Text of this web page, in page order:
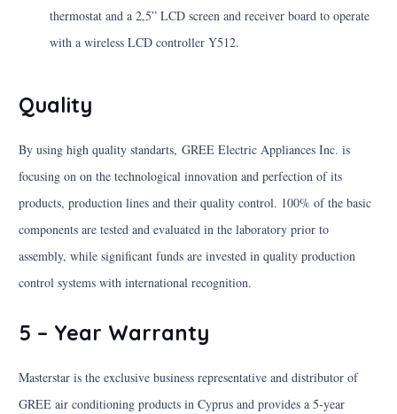
thermostat and a 2,5” LCD screen and receiver board to operate
with a wireless LCD controller Y512.
Quality
By using high quality standarts, GREE Electric Appliances Inc. is
focusing on on the technological innovation and perfection of its
products, production lines and their quality control. 100% of the basic
components are tested and evaluated in the laboratory prior to
assembly, while significant funds are invested in quality production
control systems with international recognition.
5 – Year Warranty
Masterstar is the exclusive business representative and distributor of
GREE air conditioning products in Cyprus and provides a 5-year